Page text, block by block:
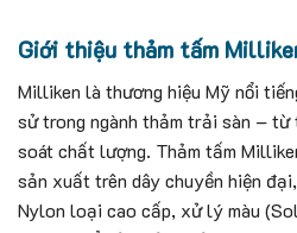
Giới thiệu thảm tấm
Milliken là thương hiệu Mỹ nổi
sử trong ngành thảm trải sàn –
soát chất lượng. Thảm tấm
sản xuất trên dây chuyền hiện
Nylon loại cao cấp, xử lý màu